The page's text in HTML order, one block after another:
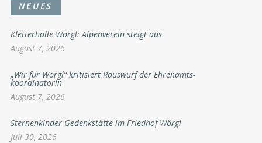
NEUES
Kletterhalle Wörgl: Alpenverein steigt aus
August 7, 2026
„Wir für Wörgl“ kritisiert Rauswurf der Ehrenamts-
koordinatorin
August 7, 2026
Sternenkinder-Gedenkstätte im Friedhof Wörgl
Juli 30, 2026